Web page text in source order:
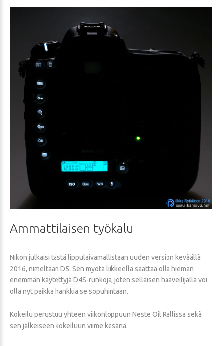
Ammattilaisen työkalu
Nikon julkaisi tästä lippulaivamallistaan uuden version keväällä
2016, nimeltään D5. Sen myötä liikkeellä saattaa olla hieman
enemmän käytettyjä D4S-runkoja, joten sellaisen haaveilijalla voi
olla nyt paikka hankkia se sopuhintaan.
Kokeilu perustuu yhteen viikonloppuun Neste Oil Rallissa sekä
sen jälkeiseen kokeiluun viime kesänä.